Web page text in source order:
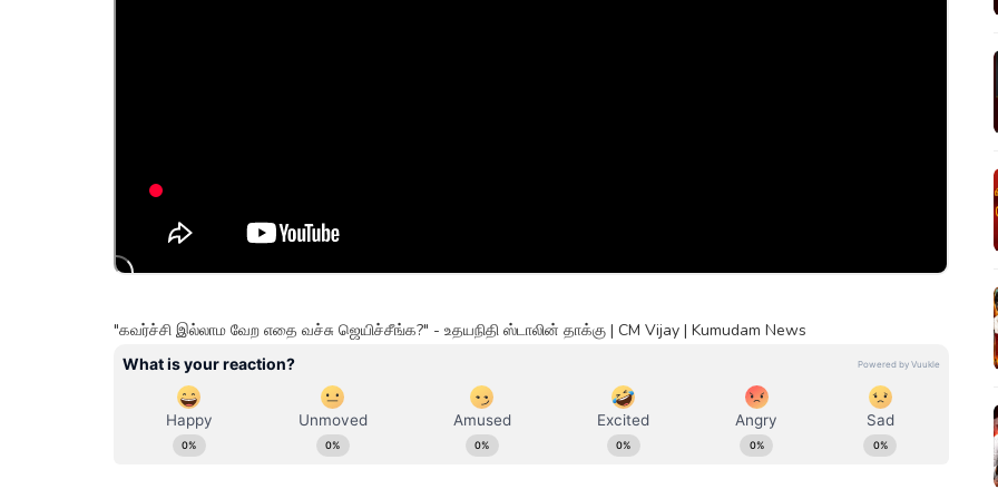
"கவர்ச்சி இல்லாம வேற எதை வச்சு ஜெயிச்சீங்க?" - உதயநிதி ஸ்டாலின் தாக்கு | CM Vijay | Kumudam News